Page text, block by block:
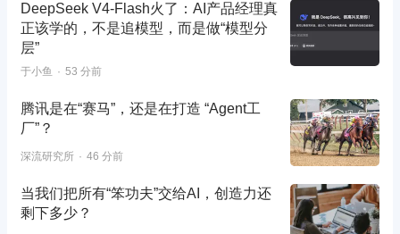
DeepSeek V4-Flash火了：AI产品经理真
正该学的，不是追模型，而是做“模型分
层”
于小鱼 53 分前
腾讯是在“赛马”，还是在打造 “Agent工
厂”？
深流研究所 46 分前
当我们把所有“笨功夫”交给AI，创造力还
剩下多少？